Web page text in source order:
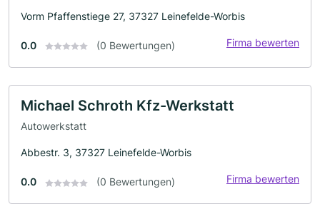
Vorm Pfaffenstiege 27, 37327 Leinefelde-Worbis
0.0 (0 Bewertungen) Firma bewerten
Michael Schroth Kfz-Werkstatt
Autowerkstatt
Abbestr. 3, 37327 Leinefelde-Worbis
0.0 (0 Bewertungen) Firma bewerten